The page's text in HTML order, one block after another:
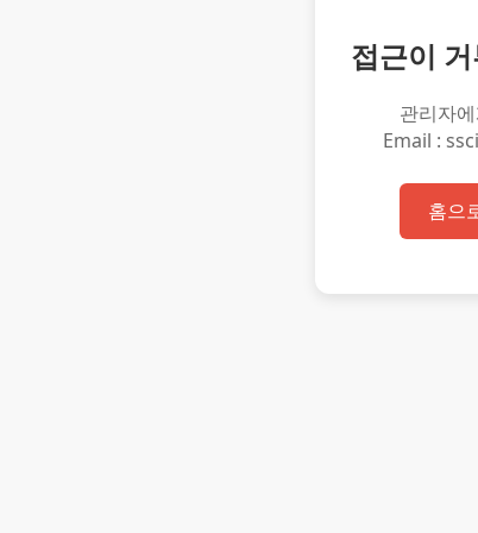
접근이
관리자
Email :
홈으